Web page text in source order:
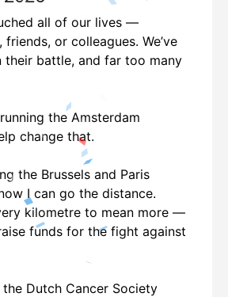
all of our lives —
or colleagues. We’ve
their battle, and far too many
the Amsterdam
change that.
the Brussels and Paris
I can go the distance.
kilometre to mean more —
funds for the fight against
the Dutch Cancer Society